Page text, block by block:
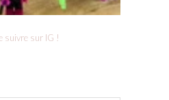
suivre sur IG !